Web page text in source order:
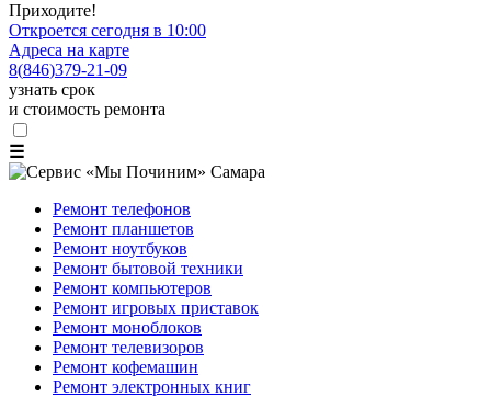
Приходите!
Откроется сегодня в 10:00
Адреса на карте
8(846)379-21-09
узнать срок
и стоимость ремонта
☰
Ремонт телефонов
Ремонт планшетов
Ремонт ноутбуков
Ремонт бытовой техники
Ремонт компьютеров
Ремонт игровых приставок
Ремонт моноблоков
Ремонт телевизоров
Ремонт кофемашин
Ремонт электронных книг